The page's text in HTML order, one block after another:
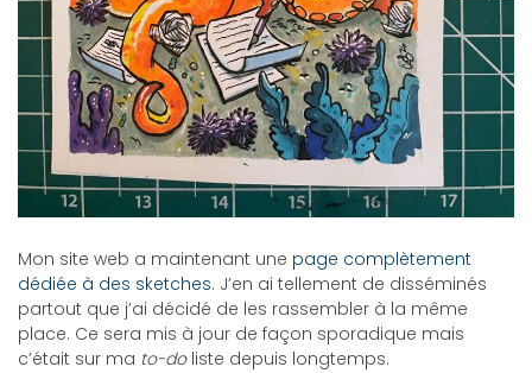
Mon site web a maintenant une page complètement
dédiée à des sketches. J’en ai tellement de disséminés
partout que j’ai décidé de les rassembler à la même
place. Ce sera mis à jour de façon sporadique mais
c’était sur ma to-doliste depuis longtemps.